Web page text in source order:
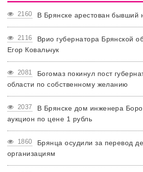
2160 В Брянске арестован бывший
2116
Врио губернатора Брянской
Егор Ковальчук
2081
Богомаз покинул пост
области по собственному желанию
2037
В Брянске дом инженера
аукцион по цене 1 рубль
1860
Брянца осудили за перевод
организациям